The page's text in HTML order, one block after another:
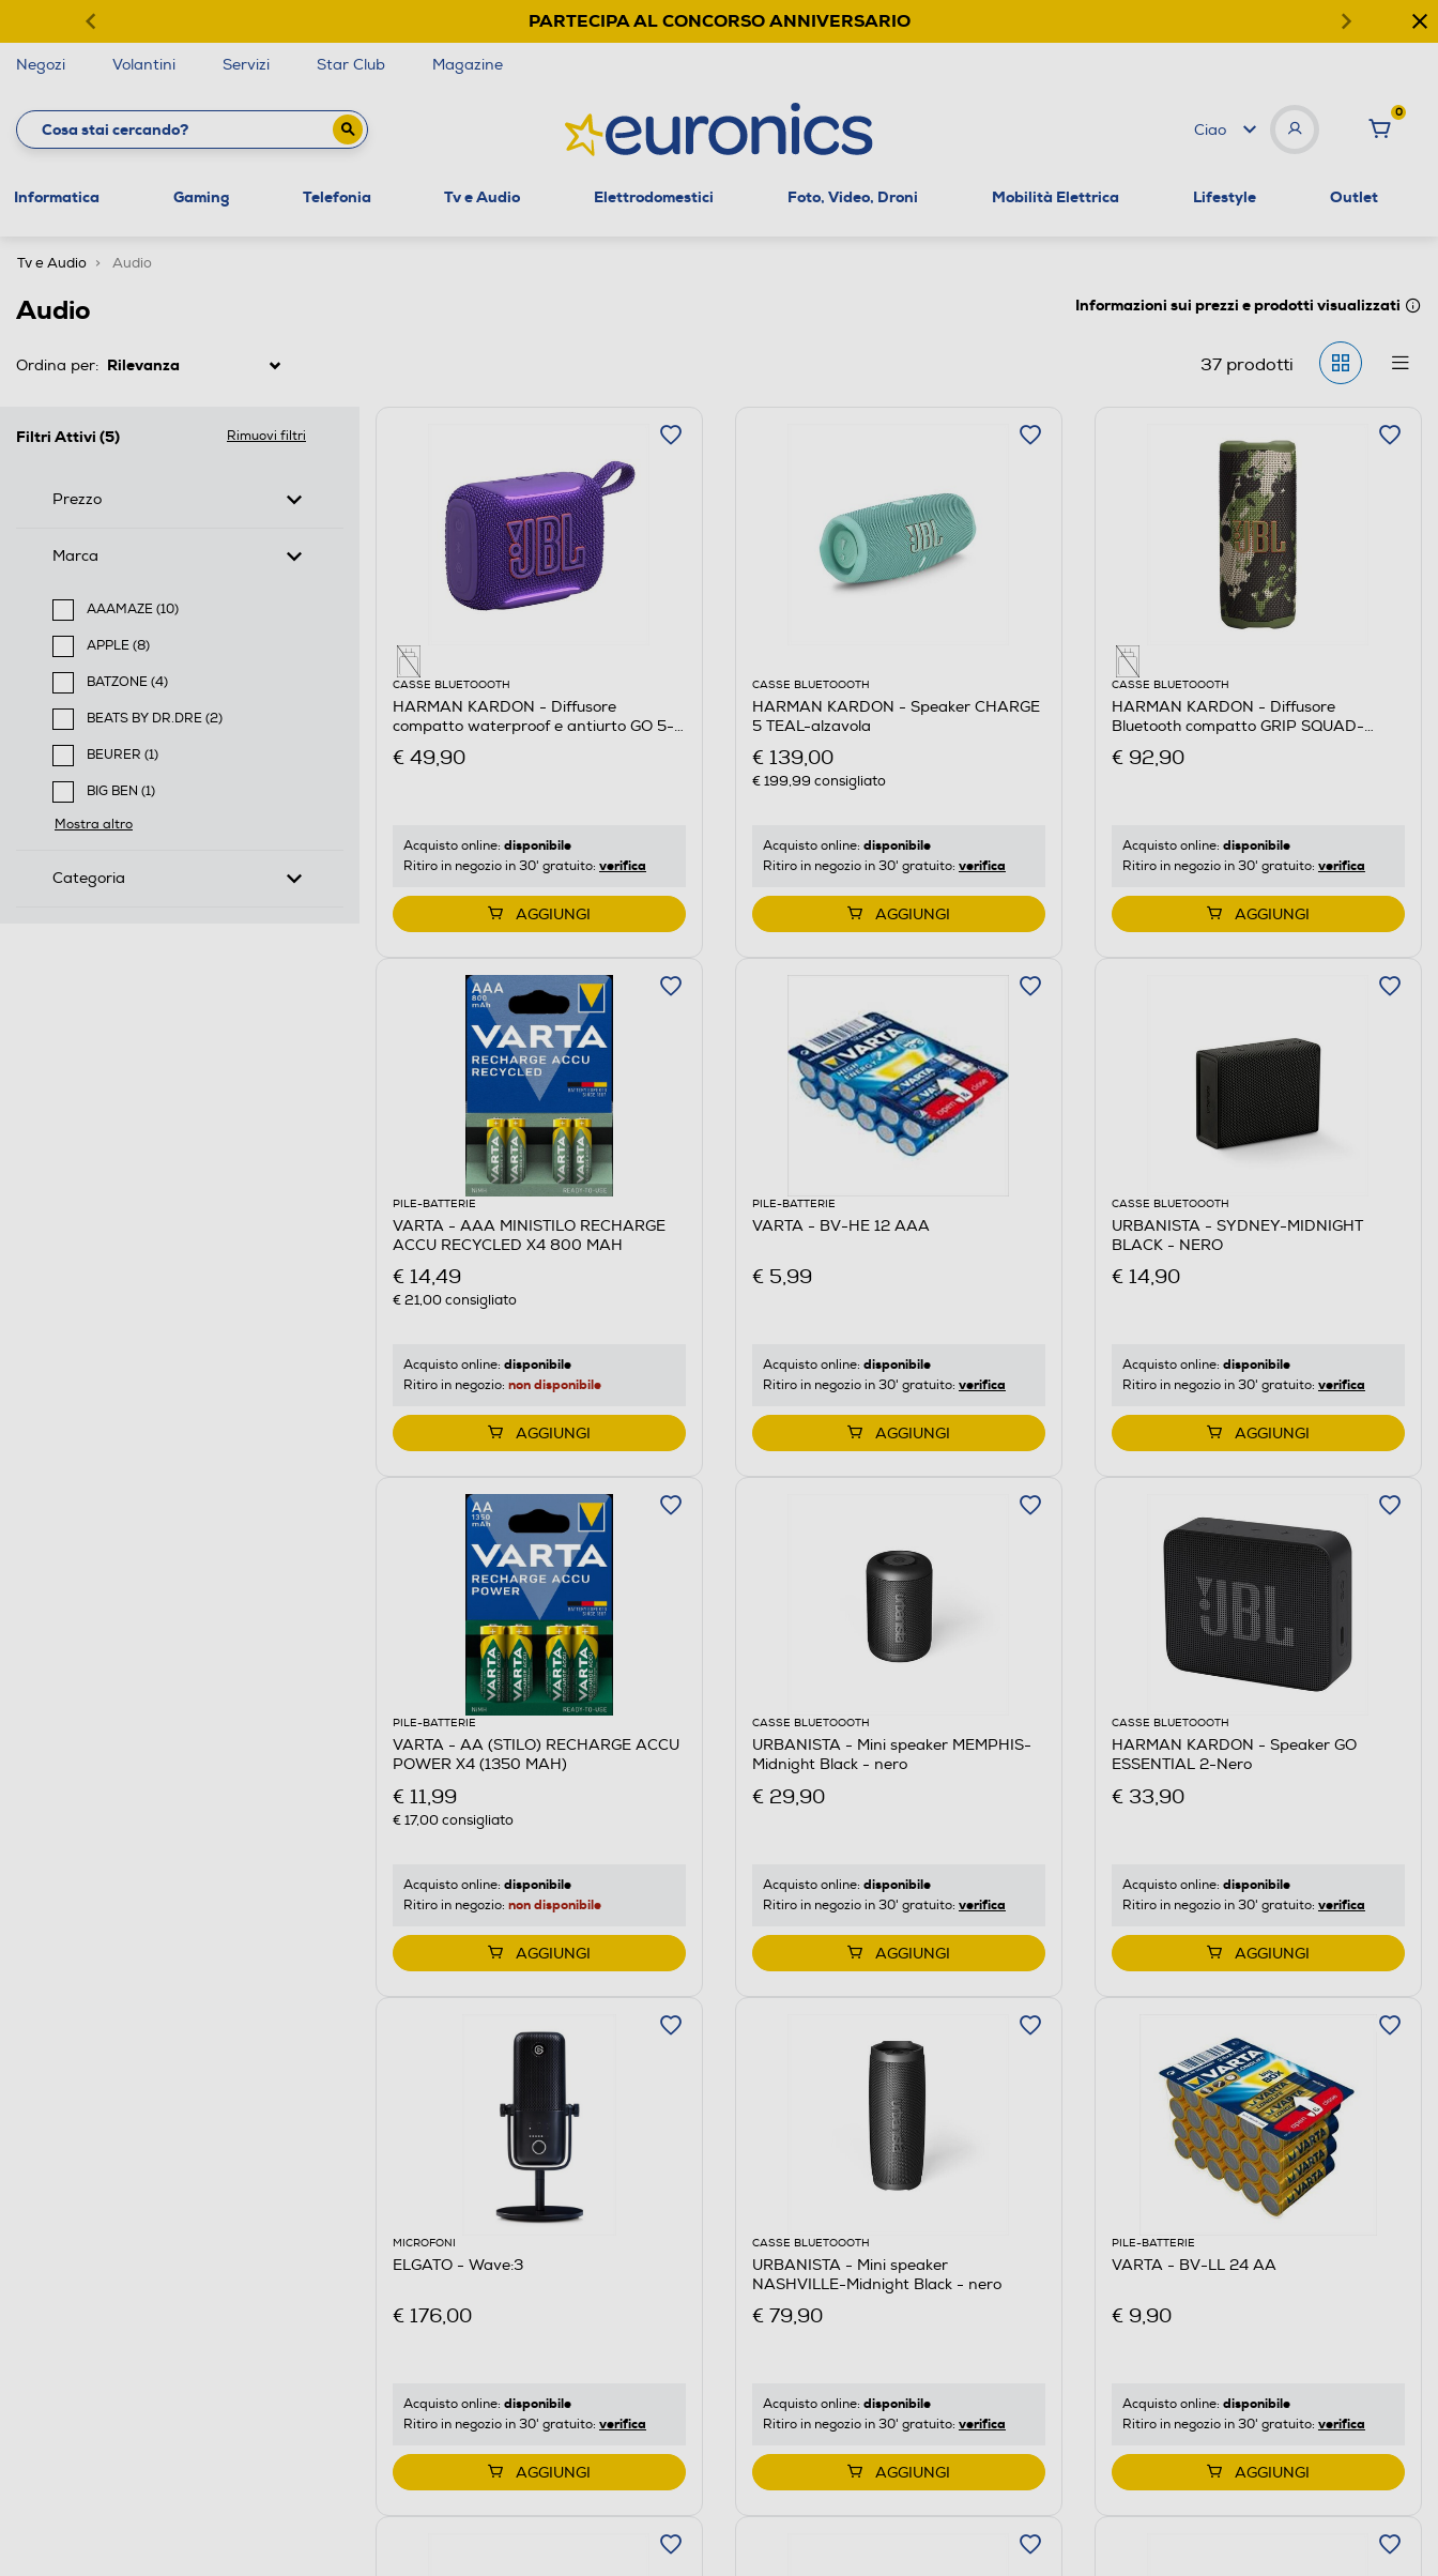
PARTECIPA AL CONCORSO ANNIVERSARIO
Negozi Volantini Servizi Star Club Magazine
Ciao
0
Informatica Gaming Telefonia Tv e Audio Elettrodomestici Foto, Video, Droni Mobilità Elettrica Lifestyle Outlet
Tv e Audio Audio
Audio Informazioni sui prezzi e prodotti visualizzati
Ordina per: 37prodotti
Filtri Attivi (5) Rimuovi filtri
Prezzo
Marca
AAAMAZE (10)
Filtra per Marca: AAAMAZE
APPLE (8)
Filtra per Marca: APPLE
BATZONE (4)
Filtra per Marca: BATZONE
BEATS BY DR.DRE (2)
Filtra per Marca: BEATS BY DR.DRE
BEURER (1)
Filtra per Marca: BEURER
BIG BEN (1)
Filtra per Marca: BIG BEN
Mostra altro
Categoria
CASSE BLUETOOOTH
HARMAN KARDON - Diffusore
compatto waterproof e antiurto GO 5-
€ 49,90
Acquisto online: disponibile
Ritiro in negozio in 30' gratuito: verifica
AGGIUNGI
CASSE BLUETOOOTH
HARMAN KARDON - Speaker CHARGE
5 TEAL-alzavola
€ 139,00
€ 199,99 consigliato
Acquisto online: disponibile
Ritiro in negozio in 30' gratuito: verifica
AGGIUNGI
CASSE BLUETOOOTH
HARMAN KARDON - Diffusore
Bluetooth compatto GRIP SQUAD-
€ 92,90
Acquisto online: disponibile
Ritiro in negozio in 30' gratuito: verifica
AGGIUNGI
PILE-BATTERIE
VARTA - AAA MINISTILO RECHARGE
ACCU RECYCLED X4 800 MAH
€ 14,49
€ 21,00consigliato
Acquisto online: disponibile
Ritiro in negozio: non disponibile
AGGIUNGI
PILE-BATTERIE
VARTA - BV-HE 12 AAA
€ 5,99
Acquisto online: disponibile
Ritiro in negozio in 30' gratuito: verifica
AGGIUNGI
CASSE BLUETOOOTH
URBANISTA - SYDNEY-MIDNIGHT
BLACK - NERO
€ 14,90
Acquisto online: disponibile
Ritiro in negozio in 30' gratuito: verifica
AGGIUNGI
PILE-BATTERIE
VARTA - AA (STILO) RECHARGE ACCU
POWER X4 (1350 MAH)
€ 11,99
€ 17,00consigliato
Acquisto online: disponibile
Ritiro in negozio: non disponibile
AGGIUNGI
CASSE BLUETOOOTH
URBANISTA - Mini speaker MEMPHIS-
Midnight Black - nero
€ 29,90
Acquisto online: disponibile
Ritiro in negozio in 30' gratuito: verifica
AGGIUNGI
CASSE BLUETOOOTH
HARMAN KARDON - Speaker GO
ESSENTIAL 2-Nero
€ 33,90
Acquisto online: disponibile
Ritiro in negozio in 30' gratuito: verifica
AGGIUNGI
MICROFONI
ELGATO - Wave:3
€ 176,00
Acquisto online: disponibile
Ritiro in negozio in 30' gratuito: verifica
AGGIUNGI
CASSE BLUETOOOTH
URBANISTA - Mini speaker
NASHVILLE-Midnight Black - nero
€ 79,90
Acquisto online: disponibile
Ritiro in negozio in 30' gratuito: verifica
AGGIUNGI
PILE-BATTERIE
VARTA - BV-LL 24 AA
€ 9,90
Acquisto online: disponibile
Ritiro in negozio in 30' gratuito: verifica
AGGIUNGI